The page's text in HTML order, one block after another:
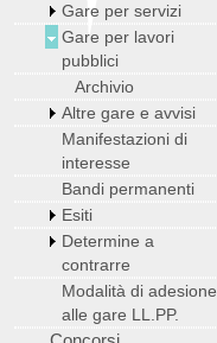
Gare per servizi
Gare per lavori
pubblici
Archivio
Altre gare e avvisi
Manifestazioni di
interesse
Bandi permanenti
Esiti
Determine a
contrarre
Modalità di adesione
alle gare LL.PP.